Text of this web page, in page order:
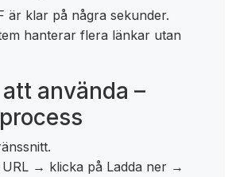
är klar på några sekunder.
hanterar flera länkar utan
använda –
URL → klicka på Ladda ner →